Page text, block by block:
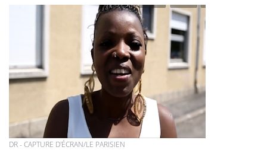
DR - CAPTURE D'ÉCRAN/LE PARISIEN